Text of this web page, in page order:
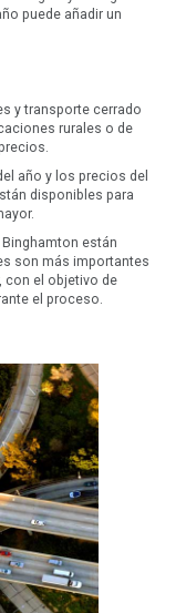
puede añadir un
y transporte cerrado
rurales o de
año y los precios del
disponibles para
están
son más importantes
con el objetivo de
el proceso.